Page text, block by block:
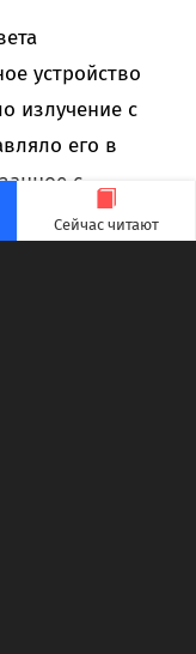
Сейчас читают
устройство
излучение с
его в
с
миллиметров.